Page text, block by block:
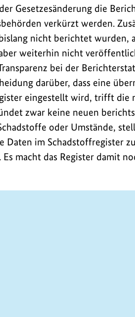
Gesetzesänderung die
verkürzt werden.
nicht berichtet wurden,
weiterhin nicht
bei der
darüber, dass eine
eingestellt wird, trifft die
zwar keine neuen
oder Umstände,
Daten im Schadstoffregister
macht das Register damit